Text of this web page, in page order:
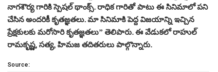
నాగశౌర్య గారికి స్పెషల్ థాంక్స్. రాధిక గారితో పాటు ఈ సినిమాలో పని
చేసిన అందరికీ కృతజ్ఞతలు. మా సినిమాకి పెద్ద విజయాన్ని ఇచ్చిన
ప్రేక్షకులకు మరోసారి కృతజ్ఞతలు” తెలిపారు. ఈ వేడుకలో రాహుల్
రామకృష్ణ, సత్య, హిమజ తదితరులు పాల్గొన్నారు.
Source: